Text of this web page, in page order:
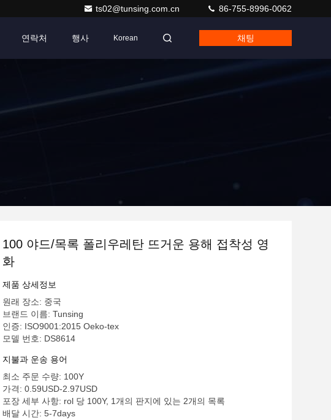
ts02@tunsing.com.cn 86-755-8996-0062
연락처 행사 Korean 채팅
100 야드/목록 폴리우레탄 뜨거운 용해 접착성 영
화
제품 상세정보
원래 장소: 중국
브랜드 이름: Tunsing
인증: ISO9001:2015 Oeko-tex
모델 번호: DS8614
지불과 운송 용어
최소 주문 수량: 100Y
가격: 0.59USD-2.97USD
포장 세부 사항: rol 당 100Y, 1개의 판지에 있는 2개의 목록
배달 시간: 5-7days